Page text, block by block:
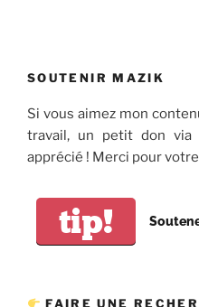
SOUTENIR MAZIK
Si vous aimez mon
travail, un petit don via
apprécié ! Merci pour
tip!
FAIRE UNE